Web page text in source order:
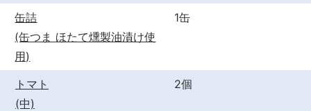
缶詰
(缶つま ほたて燻製油漬け使
用)
1缶
トマト
(中)
2個